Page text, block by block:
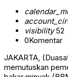
visibility52
0Komentar
JAKARTA,
memutuskan